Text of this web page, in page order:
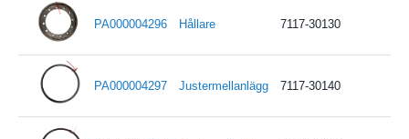
PA000004296 Hållare 7117-30130
PA000004297 Justermellanlägg 7117-30140